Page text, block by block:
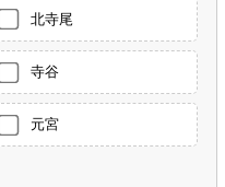
北寺尾
寺谷
元宮